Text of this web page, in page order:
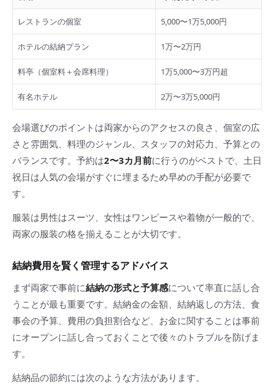
レストランの個室 5,000〜1万5,000円
ホテルの結納プラン 1万〜2万円
料亭（個室料＋会席料理） 1万5,000〜3万円超
有名ホテル 2万〜3万5,000円
会場選びのポイントは両家からのアクセスの良さ、個室の広
さと雰囲気、料理のジャンル、スタッフの対応力、予算との
バランスです。予約は2〜3カ月前に行うのがベストで、土日
祝日は人気の会場がすぐに埋まるため早めの手配が必要で
す。
服装は男性はスーツ、女性はワンピースや着物が一般的で、
両家の服装の格を揃えることが大切です。
結納費用を賢く管理するアドバイス
まず両家で事前に結納の形式と予算感について率直に話し合
うことが最も重要です。結納金の金額、結納返しの方法、食
事会の予算、費用の負担割合など、お金に関することは事前
にオープンに話し合っておくことで後々のトラブルを防げま
す。
結納品の節約には次のような方法があります。